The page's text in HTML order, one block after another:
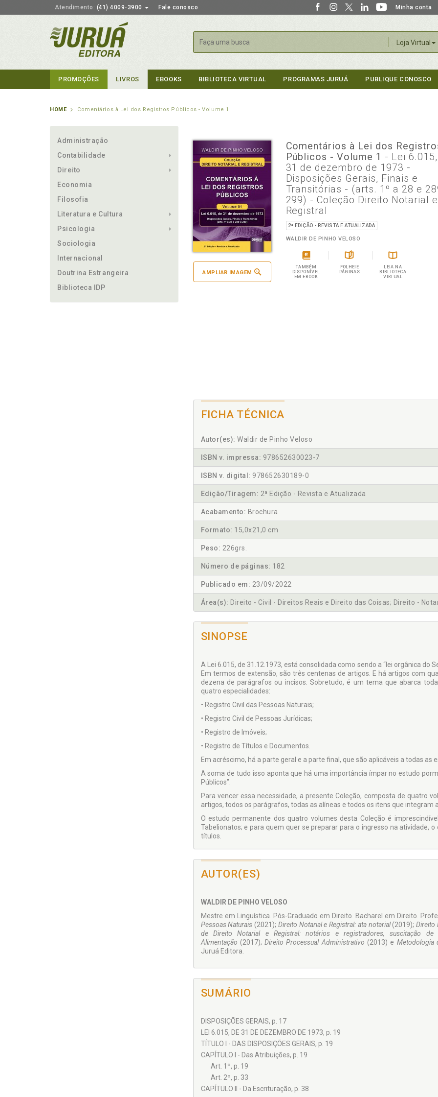
Atendimento: (41) 4009-3900 Fale conosco Minha conta
Loja Virtual
Buscar
PROMOÇÕES LIVROS EBOOKS BIBLIOTECA VIRTUAL PROGRAMAS JURUÁ PUBLIQUE CONOSCO
HOME Comentários à Lei dos Registros Públicos - Volume 1
Administração
Contabilidade
Direito
Economia
Filosofia
Literatura e Cultura
Psicologia
Sociologia
Internacional
Doutrina Estrangeira
Biblioteca IDP
AMPLIAR IMAGEM
Comentários à Lei dos
Públicos - Volume 1 - Lei
31 de dezembro de 1973 -
Disposições Gerais, Finais e
Transitórias - (arts. 1º a 28 e
299) - Coleção Direito Notarial e
Registral
2ª EDIÇÃO - REVISTA E ATUALIZADA
WALDIR DE PINHO VELOSO
TAMBÉM
DISPONÍVEL
EM EBOOK
FOLHEIE
PÁGINAS
LEIA NA
BIBLIOTECA
VIRTUAL
FICHA TÉCNICA
Autor(es): Waldir de Pinho Veloso
ISBN v. impressa: 978652630023-7
ISBN v. digital: 978652630189-0
Edição/Tiragem: 2ª Edição - Revista e Atualizada
Acabamento: Brochura
Formato: 15,0x21,0 cm
Peso: 226grs.
Número de páginas: 182
Publicado em: 23/09/2022
Área(s): Direito - Civil - Direitos Reais e Direito das Coisas; Direito -
SINOPSE
A Lei 6.015, de 31.12.1973, está consolidada como sendo a “lei orgânica do
Em termos de extensão, são três centenas de artigos. E há artigos com
dezena de parágrafos ou incisos. Sobretudo, é um tema que abarca
quatro especialidades:
• Registro Civil das Pessoas Naturais;
• Registro Civil de Pessoas Jurídicas;
• Registro de Imóveis;
• Registro de Títulos e Documentos.
Em acréscimo, há a parte geral e a parte final, que são aplicáveis a todas as
A soma de tudo isso aponta que há uma importância ímpar no estudo
Públicos”.
Para vencer essa necessidade, a presente Coleção, composta de quatro
artigos, todos os parágrafos, todas as alíneas e todos os itens que integram
O estudo permanente dos quatro volumes desta Coleção é
Tabelionatos; e para quem quer se preparar para o ingresso na atividade,
títulos.
AUTOR(ES)
WALDIR DE PINHO VELOSO
Mestre em Linguística. Pós-Graduado em Direito. Bacharel em Direito.
Pessoas Naturais (2021); Direito Notarial e Registral: ata notarial(2019); Direito
de Direito Notarial e Registral: notários e registradores, suscitação de
Alimentação (2017);Direito Processual Administrativo (2013) e Metodologia
Juruá Editora.
SUMÁRIO
DISPOSIÇÕES GERAIS, p. 17
LEI 6.015, DE 31 DE DEZEMBRO DE 1973, p. 19
TÍTULO I - DAS DISPOSIÇÕES GERAIS, p. 19
CAPÍTULO I - Das Atribuições, p. 19
Art. 1º, p. 19
Art. 2º, p. 33
CAPÍTULO II - Da Escrituração, p. 38